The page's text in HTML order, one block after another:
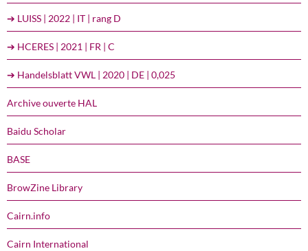
➔ LUISS | 2022 | IT | rang D
➔ HCERES | 2021 | FR | C
➔ Handelsblatt VWL | 2020 | DE | 0,025
Archive ouverte HAL
Baidu Scholar
BASE
BrowZine Library
Cairn.info
Cairn International